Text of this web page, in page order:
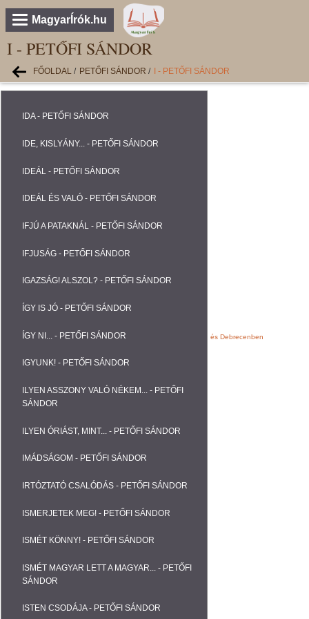
MagyarÍrók.hu
I - PETŐFI SÁNDOR
FŐOLDAL / PETŐFI SÁNDOR / I - PETŐFI SÁNDOR
IDA - PETŐFI SÁNDOR
IDE, KISLYÁNY... - PETŐFI SÁNDOR
IDEÁL - PETŐFI SÁNDOR
IDEÁL ÉS VALÓ - PETŐFI SÁNDOR
IFJÚ A PATAKNÁL - PETŐFI SÁNDOR
IFJUSÁG - PETŐFI SÁNDOR
IGAZSÁG! ALSZOL? - PETŐFI SÁNDOR
ÍGY IS JÓ - PETŐFI SÁNDOR
ÍGY NI... - PETŐFI SÁNDOR
IGYUNK! - PETŐFI SÁNDOR
ILYEN ASSZONY VALÓ NÉKEM... - PETŐFI
SÁNDOR
ILYEN ÓRIÁST, MINT... - PETŐFI SÁNDOR
IMÁDSÁGOM - PETŐFI SÁNDOR
IRTÓZTATÓ CSALÓDÁS - PETŐFI SÁNDOR
ISMERJETEK MEG! - PETŐFI SÁNDOR
ISMÉT KÖNNY! - PETŐFI SÁNDOR
ISMÉT MAGYAR LETT A MAGYAR... - PETŐFI
SÁNDOR
ISTEN CSODÁJA - PETŐFI SÁNDOR
Webáruházak, Weblapok fejlesztése Nyíregyházán és Debrecenben